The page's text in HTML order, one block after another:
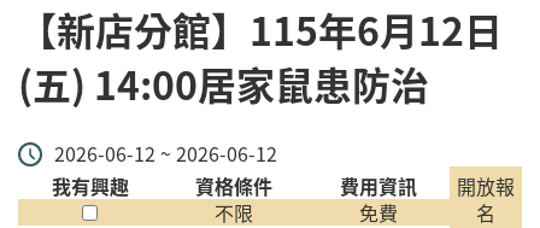
【新店分館】115年6月12日
(五) 14:00居家鼠患防治
2026-06-12 ~ 2026-06-12
我有興趣
資格條件
不限
費用資訊
免費
開放報
名